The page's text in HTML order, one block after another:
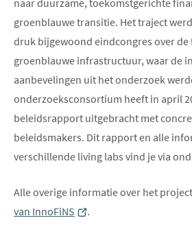
naar duurzame, toekomstgerichte
groenblauwe transitie. Het traject
druk bijgewoond eindcongres over de
groenblauwe infrastructuur, waar de
aanbevelingen uit het onderzoek
onderzoeksconsortium heeft in april
beleidsrapport uitgebracht met
beleidsmakers. Dit rapport en alle
verschillende living labs vind je via
Alle overige informatie over het
van InnoFiNS
(opent
.